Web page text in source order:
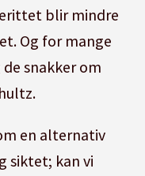
blir mindre
Og for mange
snakker om
en alternativ
siktet; kan vi